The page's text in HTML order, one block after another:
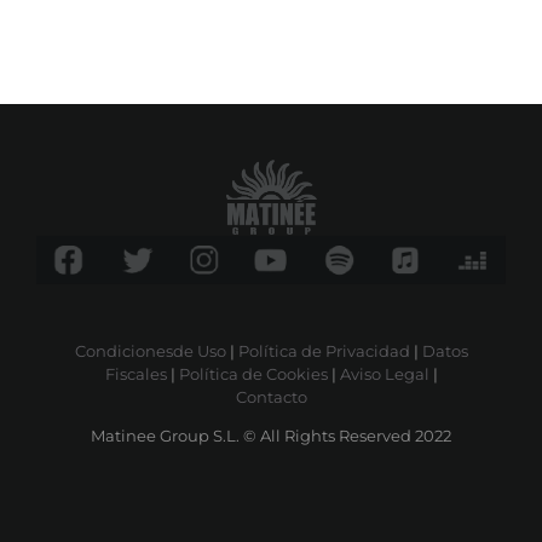
Condicionesde Uso| Política de Privacidad | Datos
Fiscales| Política de Cookies| Aviso Legal |
Contacto
Matinee Group S.L. © All Rights Reserved 2022